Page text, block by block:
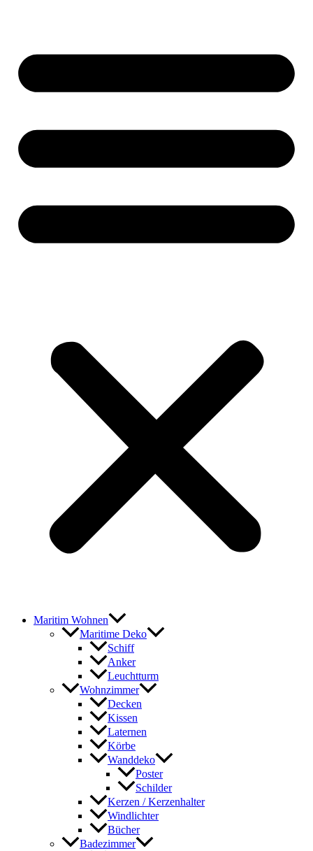
Maritim Wohnen
Maritime Deko
Schiff
Anker
Leuchtturm
Wohnzimmer
Decken
Kissen
Laternen
Körbe
Wanddeko
Poster
Schilder
Kerzen / Kerzenhalter
Windlichter
Bücher
Badezimmer